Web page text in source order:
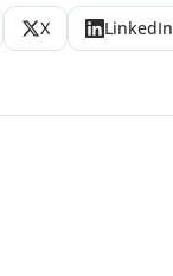
X LinkedIn